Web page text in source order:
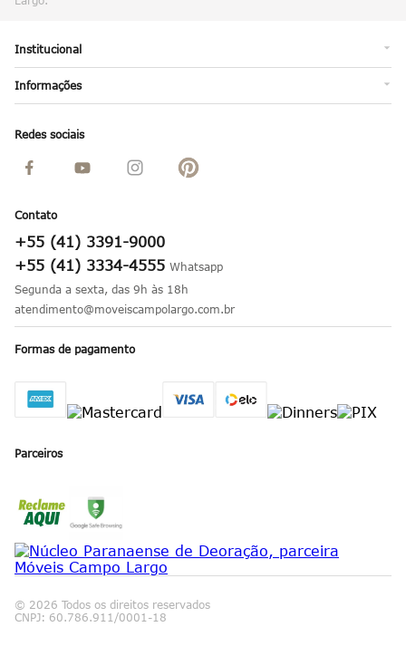
Institucional
Sobre Nós
Política de Privacidade
Confiável
Informações
Fale Conosco
Formas de Pagamento
Dúvidas Frequentes
Redes sociais
Contato
+55 (41) 3391-9000
+55 (41) 3334-4555
Segunda a sexta, das 9h às 18h
atendimento@moveiscampolargo.com.br
Formas de pagamento
Parceiros
© 2026 Todos os direitos reservados
CNPJ: 60.786.911/0001-18